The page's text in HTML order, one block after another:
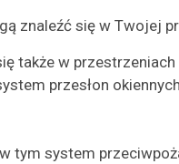
znaleźć się w Twojej
także w przestrzeniach
przesłon
tym system